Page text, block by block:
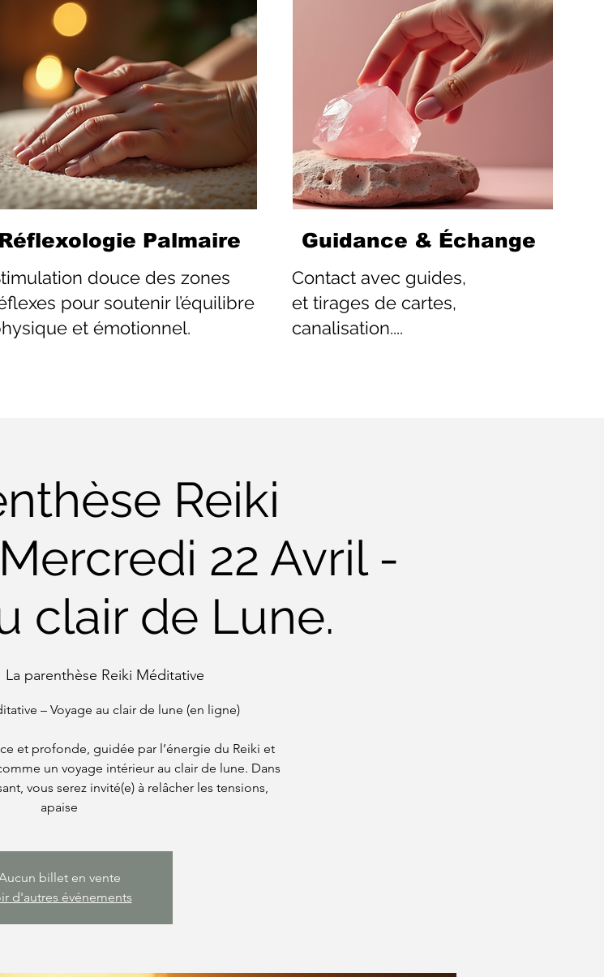
Palmaire
douce des zones
pour soutenir l’équilibre
et émotionnel.
Contact avec guides,
et tirages de cartes,
canalisation....
Guidance & Échange
Reiki
22 Avril -
clair de Lune.
La parenthèse Reiki Méditative
– Voyage au clair de lune (en ligne)
et profonde, guidée par l’énergie du Reiki et
un voyage intérieur au clair de lune. Dans
vous serez invité(e) à relâcher les tensions,
apaise
billet en vente
d'autres événements